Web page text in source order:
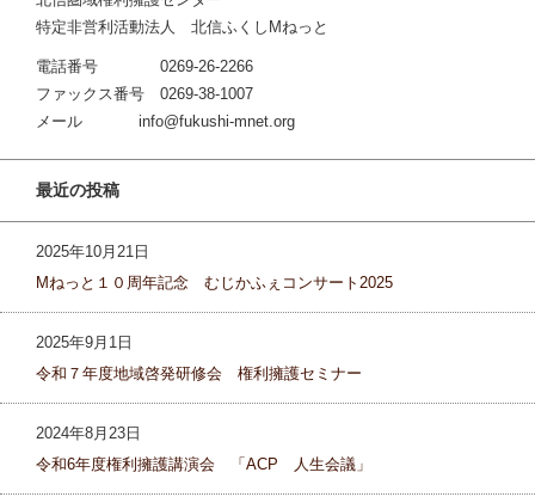
特定非営利活動法人 北信ふくしMねっと
電話番号 0269-26-2266
ファックス番号 0269-38-1007
メール info@fukushi-mnet.org
最近の投稿
2025年10月21日
Mねっと１０周年記念 むじかふぇコンサート2025
2025年9月1日
令和７年度地域啓発研修会 権利擁護セミナー
2024年8月23日
令和6年度権利擁護講演会 「ACP 人生会議」